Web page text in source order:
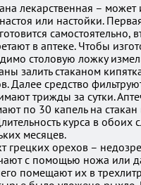
лекарственная – может
или настойки.
самостоятельно,
в аптеке. Чтобы
столовую ложку
залить стаканом
Далее средство
трижды за сутки.
по 30 капель на
курса в обоих
месяцев.
грецких орехов –
с помощью ножа или
помещают их в